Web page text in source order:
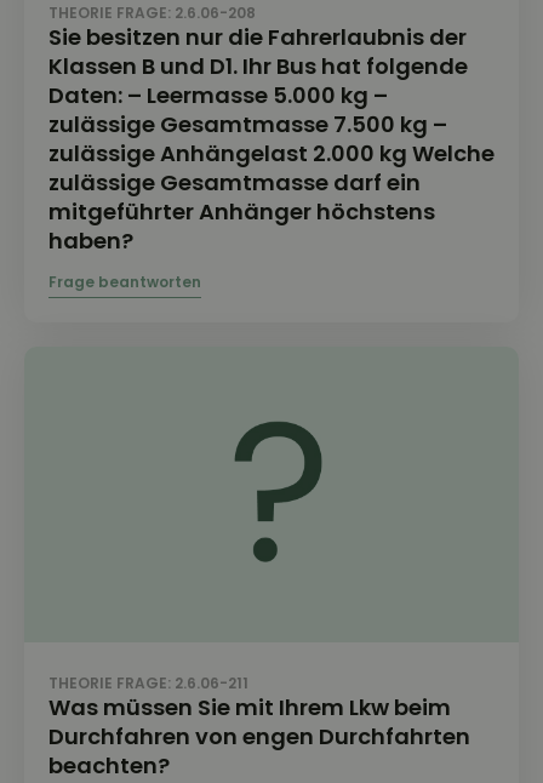
THEORIE FRAGE: 2.6.06-208
Sie besitzen nur die Fahrerlaubnis der
Klassen B und D1. Ihr Bus hat folgende
Daten: – Leermasse 5.000 kg –
zulässige Gesamtmasse 7.500 kg –
zulässige Anhängelast 2.000 kg Welche
zulässige Gesamtmasse darf ein
mitgeführter Anhänger höchstens
haben?
THEORIE FRAGE: 2.6.06-211
Was müssen Sie mit Ihrem Lkw beim
Durchfahren von engen Durchfahrten
beachten?